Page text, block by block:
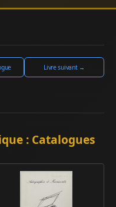
Livre suivant →
: Catalogues